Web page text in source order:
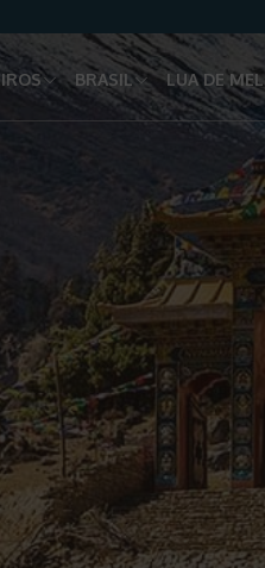
BRASIL LUA DE MEL